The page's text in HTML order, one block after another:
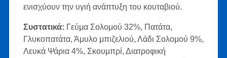
ενισχύουν την υγιή ανάπτυξη του κουταβιού.
Συστατικά: Γεύμα Σολομού 32%, Πατάτα,
Γλυκοπατάτα, Άμυλο μπιζελιού, Λάδι Σολομού 9%,
Λευκά Ψάρια 4%, Σκουμπρί, Διατροφική